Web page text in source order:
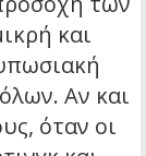
και
Αν και
όταν οι